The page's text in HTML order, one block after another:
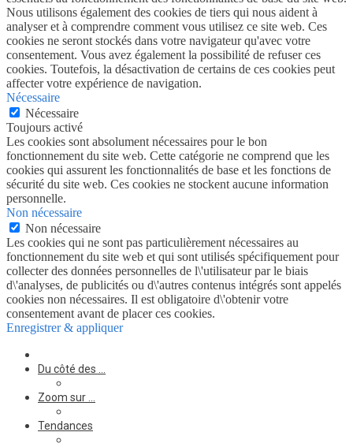
Nous utilisons également des cookies de tiers qui nous aident à
analyser et à comprendre comment vous utilisez ce site web. Ces
cookies ne seront stockés dans votre navigateur qu'avec votre
consentement. Vous avez également la possibilité de refuser ces
cookies. Toutefois, la désactivation de certains de ces cookies peut
affecter votre expérience de navigation.
Nécessaire
Nécessaire
Toujours activé
Les cookies sont absolument nécessaires pour le bon
fonctionnement du site web. Cette catégorie ne comprend que les
cookies qui assurent les fonctionnalités de base et les fonctions de
sécurité du site web. Ces cookies ne stockent aucune information
personnelle.
Non nécessaire
Non nécessaire
Les cookies qui ne sont pas particulièrement nécessaires au
fonctionnement du site web et qui sont utilisés spécifiquement pour
collecter des données personnelles de l\'utilisateur par le biais
d\'analyses, de publicités ou d\'autres contenus intégrés sont appelés
cookies non nécessaires. Il est obligatoire d\'obtenir votre
consentement avant de placer ces cookies.
Enregistrer & appliquer
Du côté des …
Zoom sur …
Tendances